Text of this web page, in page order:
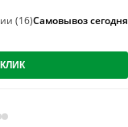
(16)Самовывоз сегодня